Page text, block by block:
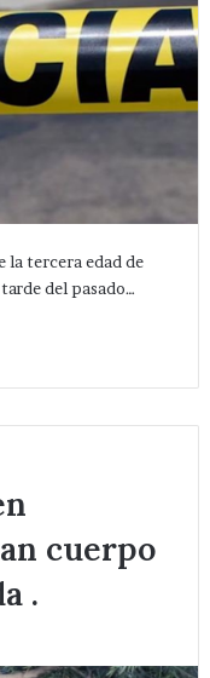
la tercera edad de
del pasado…
cuerpo
.